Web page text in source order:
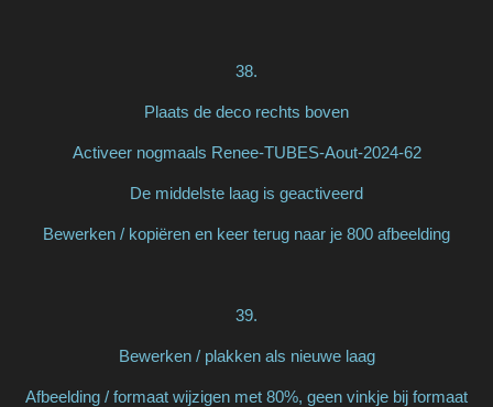
38.
Plaats de deco rechts boven
Activeer nogmaals Renee-TUBES-Aout-2024-62
De middelste laag is geactiveerd
Bewerken / kopiëren en keer terug naar je 800 afbeelding
39.
Bewerken / plakken als nieuwe laag
Afbeelding / formaat wijzigen met 80%, geen vinkje bij formaat